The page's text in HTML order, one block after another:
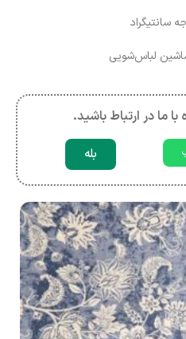
لباس‌شویی
ما در ارتباط باشید.
بله